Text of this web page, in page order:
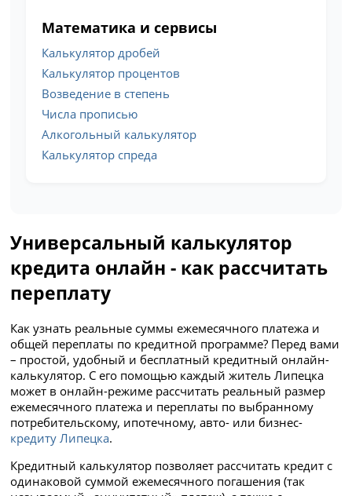
Математика и сервисы
Калькулятор дробей
Калькулятор процентов
Возведение в степень
Числа прописью
Алкогольный калькулятор
Калькулятор спреда
Универсальный калькулятор
кредита онлайн - как рассчитать
переплату
Как узнать реальные суммы ежемесячного платежа и
общей переплаты по кредитной программе? Перед вами
– простой, удобный и бесплатный кредитный онлайн-
калькулятор. С его помощью каждый житель Липецка
может в онлайн-режиме рассчитать реальный размер
ежемесячного платежа и переплаты по выбранному
потребительскому, ипотечному, авто- или бизнес-
кредиту Липецка.
Кредитный калькулятор позволяет рассчитать кредит с
одинаковой суммой ежемесячного погашения (так